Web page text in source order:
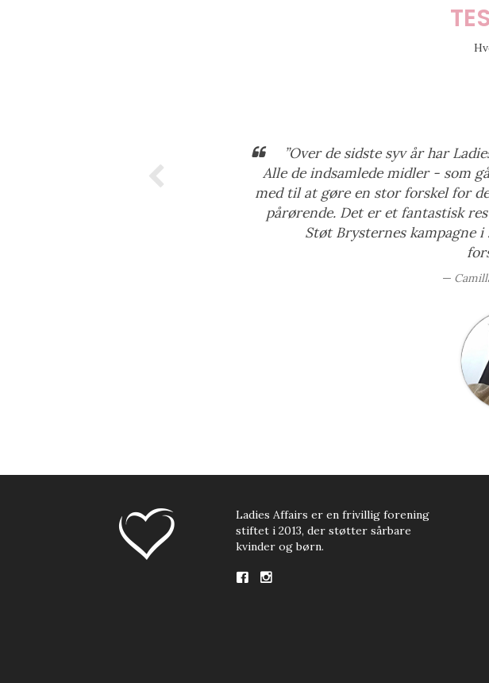
”Over de sidste syv år har
Alle de indsamlede midler - som
med til at gøre en stor forskel for
pårørende. Det er et fantastisk
Støt Brysternes kampagne
Ladies Affairs er en frivillig forening
stiftet i 2013, der støtter sårbare
kvinder og børn.